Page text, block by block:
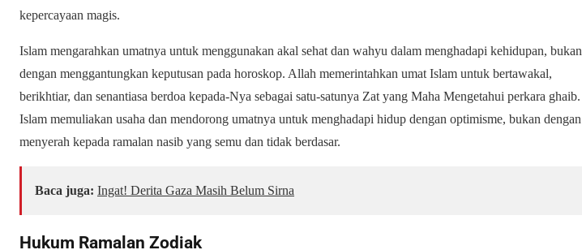
kepercayaan magis.
Islam mengarahkan umatnya untuk menggunakan akal sehat dan wahyu dalam menghadapi kehidupan, bukan
dengan menggantungkan keputusan pada horoskop. Allah memerintahkan umat Islam untuk bertawakal,
berikhtiar, dan senantiasa berdoa kepada-Nya sebagai satu-satunya Zat yang Maha Mengetahui perkara ghaib.
Islam memuliakan usaha dan mendorong umatnya untuk menghadapi hidup dengan optimisme, bukan dengan
menyerah kepada ramalan nasib yang semu dan tidak berdasar.
Baca juga: Ingat! Derita Gaza Masih Belum Sirna
Hukum Ramalan Zodiak